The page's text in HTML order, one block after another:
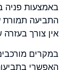
באמצעות פניה
התביעה תמורת
אין צורך בעזרה של
במקרים מורכבים
האפשרי בתביעות